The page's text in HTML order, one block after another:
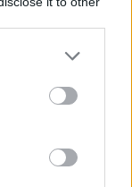
more Google
may click to
party tags to
below Google